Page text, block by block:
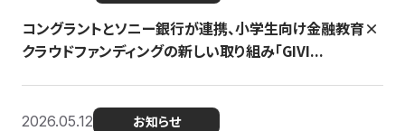
コングラントとソニー銀行が連携、小学生向け金融教育×
クラウドファンディングの新しい取り組み「GIVI...
2026.05.12 お知らせ